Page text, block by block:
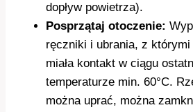
dopływ powietrza).
Posprzątaj otoczenie:
ręczniki i ubrania, z
miała kontakt w ciągu
temperaturze min. 60°C.
można uprać, można